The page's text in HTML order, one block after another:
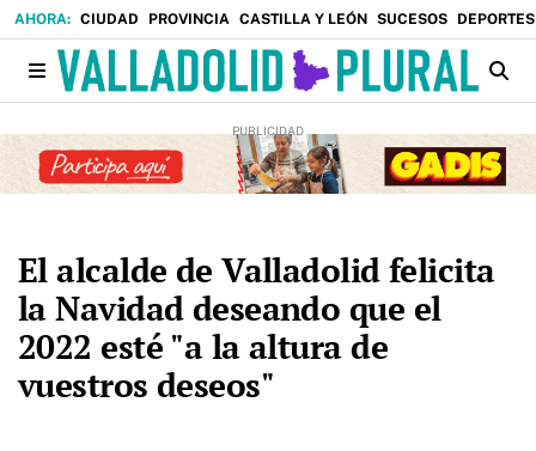
CIUDAD PROVINCIA CASTILLA Y LEÓN SUCESOS DEPORTES
El alcalde de Valladolid felicita
la Navidad deseando que el
2022 esté "a la altura de
vuestros deseos"